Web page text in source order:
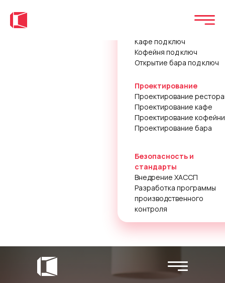
Открытие под ключ
Кафе под ключ
Кофейня под ключ
Открытие бара под ключ
Проектирование
Проектирование
Проектирование кафе
Проектирование кофейни
Проектирование бара
Безопасность и
стандарты
Внедрение ХАССП
Разработка программы
производственного
контроля
Обсудить проект